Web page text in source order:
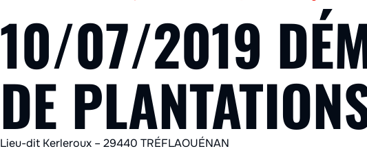
10/07/2019
DE
Lieu-dit Kerleroux – 29440 TRÉFLAOUÉNAN